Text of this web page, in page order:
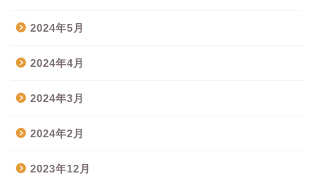
2024年5月
2024年4月
2024年3月
2024年2月
2023年12月